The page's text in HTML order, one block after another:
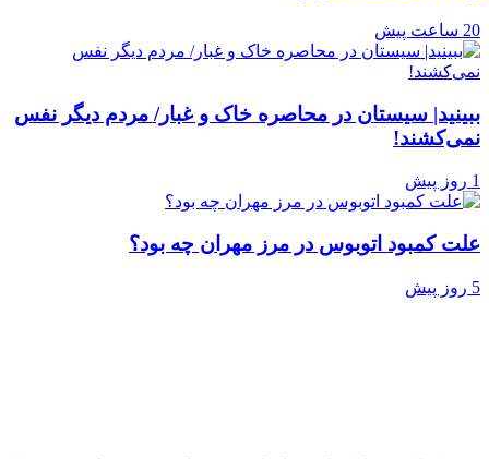
20 ساعت پیش
ببینید| سیستان در ‌محاصره خاک و غبار/ مردم دیگر نفس
نمی‌کشند!
1 روز پیش
علت کمبود اتوبوس در مرز مهران چه بود؟
5 روز پیش